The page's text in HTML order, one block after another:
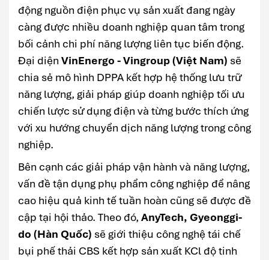
động nguồn điện phục vụ sản xuất đang ngày
càng được nhiều doanh nghiệp quan tâm trong
bối cảnh chi phí năng lượng liên tục biến động.
Đại diện VinEnergo - Vingroup (Việt Nam) sẽ
chia sẻ mô hình DPPA kết hợp hệ thống lưu trữ
năng lượng, giải pháp giúp doanh nghiệp tối ưu
chiến lược sử dụng điện và từng bước thích ứng
với xu hướng chuyển dịch năng lượng trong công
nghiệp.
Bên cạnh các giải pháp vận hành và năng lượng,
vấn đề tận dụng phụ phẩm công nghiệp để nâng
cao hiệu quả kinh tế tuần hoàn cũng sẽ được đề
cập tại hội thảo. Theo đó, AnyTech, Gyeonggi-
do (Hàn Quốc) sẽ giới thiệu công nghệ tái chế
bụi phế thải CBS kết hợp sản xuất KCl độ tinh